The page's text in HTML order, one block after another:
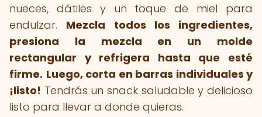
nueces, dátiles y un toque de miel para
endulzar. Mezcla todos los ingredientes,
presiona la mezcla en un molde
rectangular y refrigera hasta que esté
firme. Luego, corta en barras individuales y
¡listo! Tendrás un snack saludable y delicioso
listo para llevar a donde quieras.